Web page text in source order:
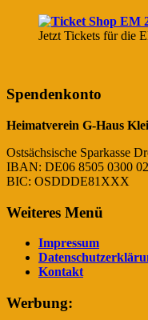
Jetzt Tickets für die
Spendenkonto
Heimatverein G-Haus
Ostsächsische Sparkasse
IBAN: DE06 8505 0300
BIC: OSDDDE81XXX
Weiteres Menü
Impressum
Kontakt
Werbung: